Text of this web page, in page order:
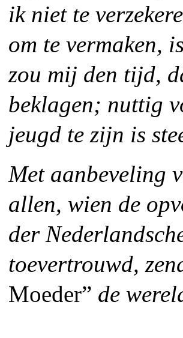
ik niet te
om te vermaken,
zou mij den tijd,
beklagen; nuttig
jeugd te zijn is
Met aanbeveling
allen, wien de
der
toevertrouwd,
Moeder” de